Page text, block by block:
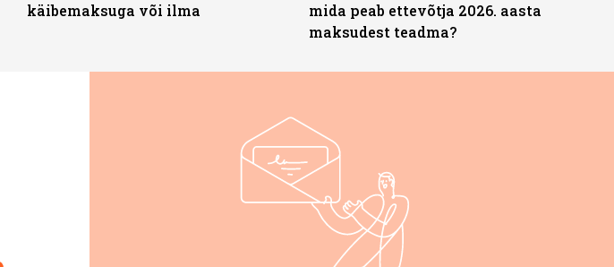
käibemaksuga või ilma
mida peab ettevõtja 2026. aasta
maksudest teadma?